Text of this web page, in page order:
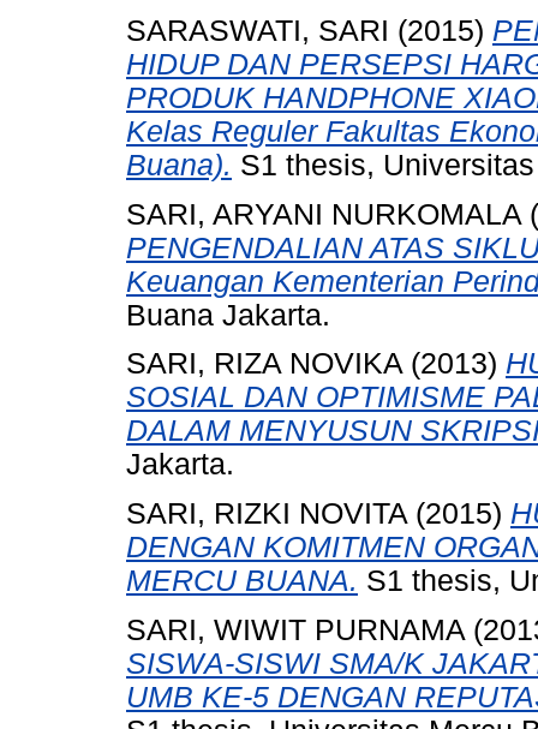
SARASWATI, SARI (2015)
HIDUP DAN PERSEPSI
PRODUK HANDPHONE
Kelas Reguler Fakultas
Buana). S1 thesis,
SARI, ARYANI NURKOMALA
PENGENDALIAN ATAS
Keuangan Kementerian
Buana Jakarta.
SARI, RIZA NOVIKA(2013)
SOSIAL DAN OPTIMISME
DALAM MENYUSUN
Jakarta.
SARI, RIZKI NOVITA (2015)
DENGAN KOMITMEN
MERCU BUANA. S1 thesis,
SARI, WIWIT PURNAMA
SISWA-SISWI SMA/K
UMB KE-5 DENGAN